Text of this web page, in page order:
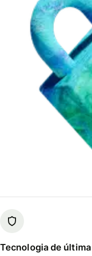
Tecnologia de